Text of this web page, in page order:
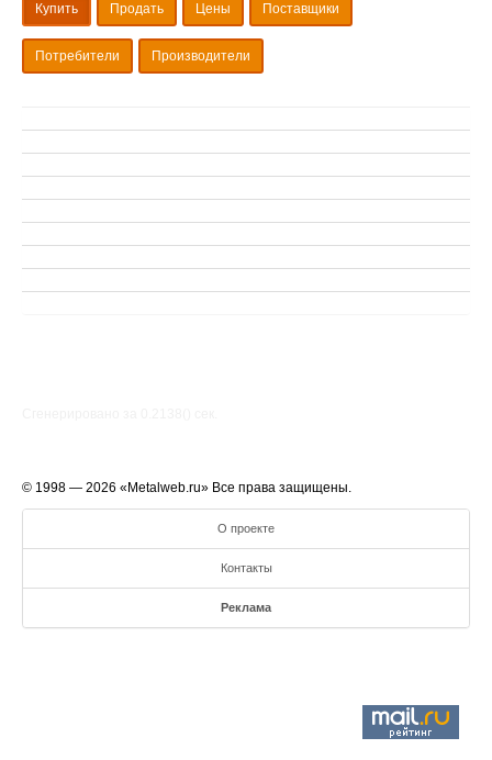
Купить Продать Цены Поставщики
Потребители Производители
© 1998 — 2026 «Metalweb.ru» Все права защищены.
О проекте
Контакты
Реклама